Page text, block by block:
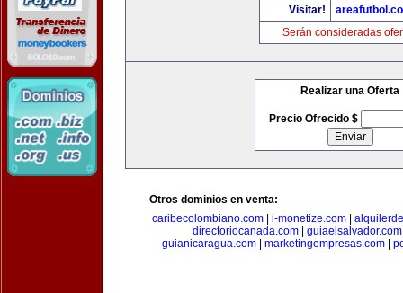
Visitar!
Serán consideradas
Realizar una Oferta
Precio Ofrecido $
Otros dominios en venta:
caribecolombiano.com
i-monetize.com
directoriocanada.com
guiaelsalvador.com
guianicaragua.com
marketingempresas.com